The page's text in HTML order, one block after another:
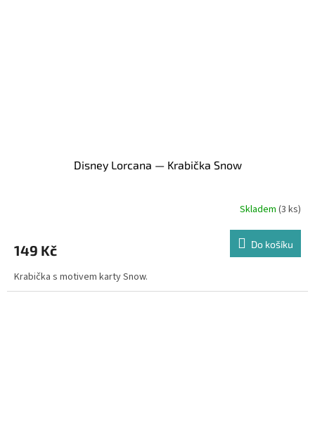
Disney Lorcana — Krabička Snow
Skladem (3 ks)
149 Kč Do košíku
Krabička s motivem karty Snow.